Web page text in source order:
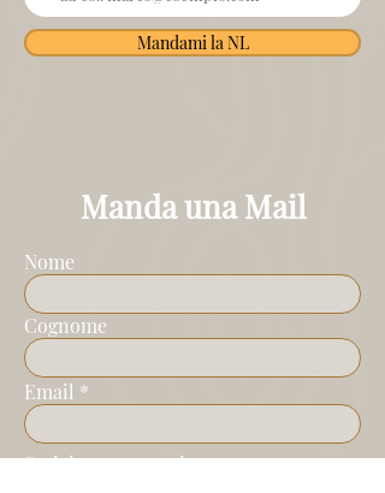
Mandami la NL
Manda una Mail
Nome
Cognome
Email
Scrivi un messaggio